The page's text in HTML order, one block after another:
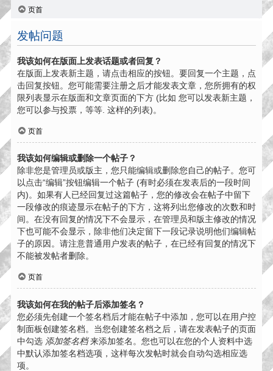
页首
发帖问题
我该如何在版面上发表话题或者回复？
在版面上发表新主题，请点击相应的按钮。要回复一个主题，点
击回复按钮。您可能需要注册之后才能发表文章，您所拥有的权
限列表显示在版面和文章页面的下方 (比如 您可以发表新主题，
您可以参与投票，等等. 这样的列表)。
页首
我该如何编辑或删除一个帖子？
除非您是管理员或版主，您只能编辑或删除您自己的帖子。您可
以点击“编辑”按钮编辑一个帖子 (有时必须在发表后的一段时间
内)。如果有人已经回复过这篇帖子，您的修改会在帖子中留下
一段修改的痕迹显示在帖子的下方，这将列出您修改的次数和时
间。在没有回复的情况下不会显示，在管理员和版主修改的情况
下也可能不会显示，除非他们决定留下一段记录说明他们编辑帖
子的原因。请注意普通用户发表的帖子，在已经有回复的情况下
不能被发帖者删除。
页首
我该如何在我的帖子后添加签名？
您必须先创建一个签名档后才能在帖子中添加，您可以在用户控
制面板创建签名档。当您创建签名档之后，请在发表帖子的页面
中勾选 添加签名档来添加签名。您也可以在您的个人资料中选
中默认添加签名档选项，这样每次发帖时就会自动勾选相应选
项。